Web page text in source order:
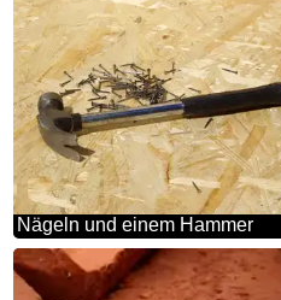
Nägeln und einem Hammer